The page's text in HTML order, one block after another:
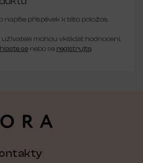
napíše příspěvek k této položce.
mohou vkládat hodnocení.
senebo se registrujte.